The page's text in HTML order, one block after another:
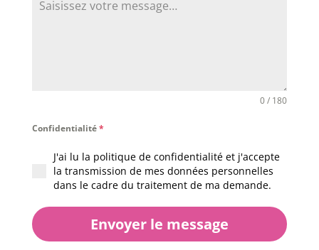
0 / 180
Confidentialité*
J'ai lu la politique de confidentialité et j'accepte
la transmission de mes données personnelles
dans le cadre du traitement de ma demande.
Envoyer le message